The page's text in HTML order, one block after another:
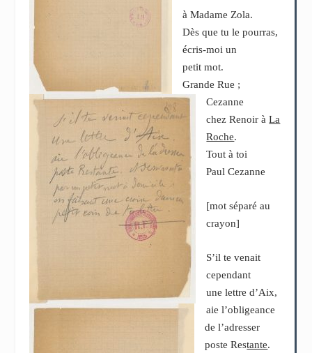
à Madame Zola.
Dès que tu le pourras,
écris-moi un
petit mot.
Grande Rue ;
Cezanne
chez Renoir àLa
Roche.
Tout à toi
Paul Cezanne
[mot séparé au
crayon]
S’il te venait
cependant
une lettre d’Aix,
aie l’obligeance
de l’adresser
poste Restante.